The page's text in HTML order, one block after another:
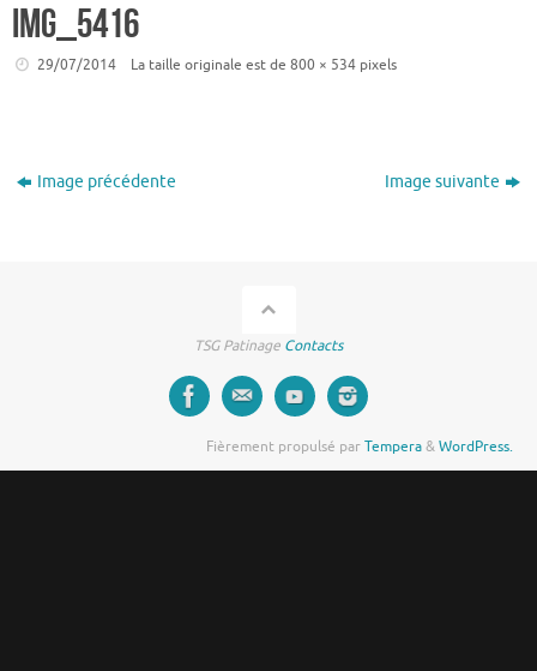
IMG_5416
29/07/2014 La taille originale est de 800 × 534pixels
Image précédente Image suivante
TSG Patinage Contacts
Fièrement propulsé parTempera&WordPress.